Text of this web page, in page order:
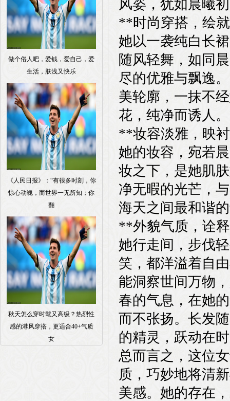
做个俗人吧，爱钱，爱自己，爱
生活，肤浅又快乐
《人民日报》：“有很多时刻，你
惊心动魄，而世界一无所知；你
翻
秋天怎么穿时髦又高级？热烈性
感的港风穿搭，更适合40+气质
女
风姿，犹如晨曦
**时尚穿搭，绘
她以一袭纯白长
随风轻舞，如同
尽的优雅与飘逸
美轮廓，一抹不
花，纯净而诱人。
**妆容淡雅，映
她的妆容，宛若
妆之下，是她肌
净无暇的光芒，
海天之间最和谐
**外貌气质，诠
她行走间，步伐
笑，都洋溢着自
能洞察世间万物
春的气息，在她
而不张扬。长发
的精灵，跃动在
总而言之，这位
质，巧妙地将清
美感。她的存在